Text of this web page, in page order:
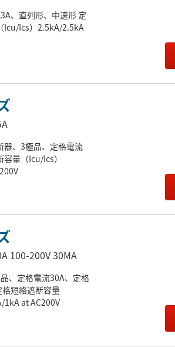
、直列形、中速形 定
Icu/Ics）2.5kA/2.5kA
器、3極品、定格電流
量（Icu/Ics）
100-200V 30MA
、定格電流30A、定格
短絡遮断容量
1kA at AC200V